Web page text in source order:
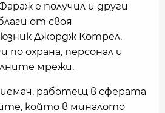
е получил и други
от своя
Джордж Котрел.
по охрана, персонал и
мрежи.
работещ в сферата
който в миналото